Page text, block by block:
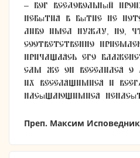
– Бог Вседовольный
небытия в бытие не
либо имел нужду, но,
соответственно
причащаясь Его
Сам же Он веселился о
их веселящимися и
насыщающимися
Преп. Максим Исповедник